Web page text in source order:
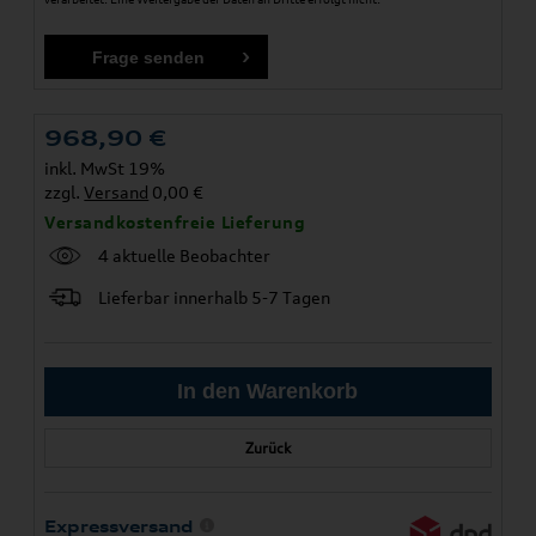
968,90 €
inkl. MwSt 19%
zzgl.Versand 0,00 €
Versandkostenfreie Lieferung
4 aktuelle Beobachter
Lieferbar innerhalb 5-7 Tagen
Zurück
Expressversand